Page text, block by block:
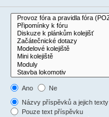
Ano
Ne
Názvy příspěvků a jejich texty
Pouze text příspěvku